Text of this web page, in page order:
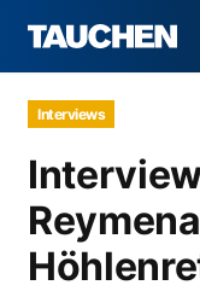
Interviews